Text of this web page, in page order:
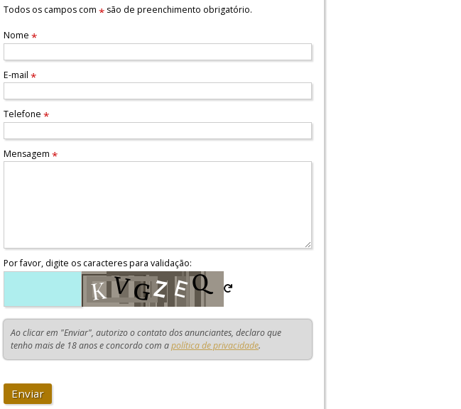
Todos os campos com* são de preenchimento obrigatório.
Nome*
E-mail*
Telefone*
Mensagem*
Por favor, digite os caracteres para validação:
Ao clicar em "Enviar", autorizo o contato dos anunciantes, declaro que
tenho mais de 18 anos e concordo com apolítica de privacidade.
Enviar